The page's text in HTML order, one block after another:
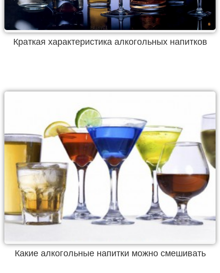
Краткая характеристика алкогольных напитков
Какие алкогольные напитки можно смешивать